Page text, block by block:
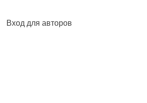
Вход для авторов